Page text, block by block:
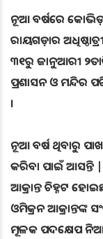
ନୂଆ ବର୍ଷରେ କୋଭିଡ଼
ରାୟଗଡ଼ାର
୩୧ରୁ ଜାନୁଆରୀ
ପ୍ରଶାସନ ଓ ମନ୍ଦିର
।
ନୂଆ ବର୍ଷ ଥିବାରୁ ପାଖ
କରିବା ପାଇଁ ଆସନ୍ତି
ଆକ୍ରାନ୍ତ ଚିହ୍ନଟ
ଓମିକ୍ରନ ଆକ୍ରାନ୍ତଙ୍କ
ମୂଳକ ପଦକ୍ଷେପ